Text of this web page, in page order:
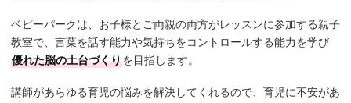
ベビーパークは、お子様とご両親の両方がレッスンに参加する親子
教室で、言葉を話す能力や気持ちをコントロールする能力を学び
優れた脳の土台づくりを目指します。
講師があらゆる育児の悩みを解決してくれるので、育児に不安があ